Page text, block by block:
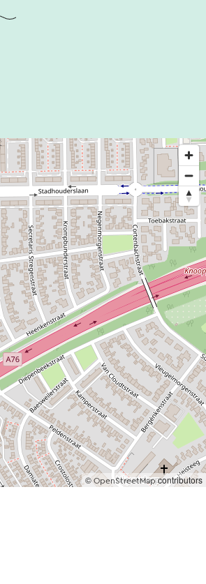
©OpenStreetMapcontributors